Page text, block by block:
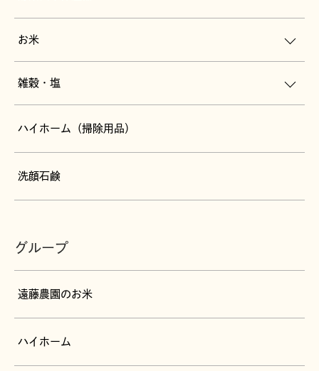
お米
雑穀・塩
ハイホーム（掃除用品）
洗顔石鹸
グループ
遠藤農園のお米
ハイホーム